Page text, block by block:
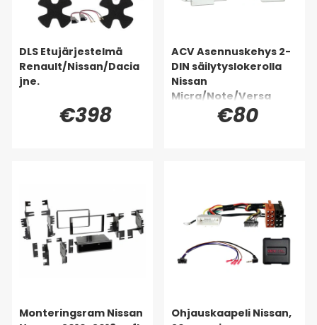
DLS Etujärjestelmä
Renault/Nissan/Dacia
jne.
€398
ACV Asennuskehys 2-
DIN säilytyslokerolla
Nissan
Micra/Note/Versa
€80
Monteringsram Nissan
Ohjauskaapeli Nissan,